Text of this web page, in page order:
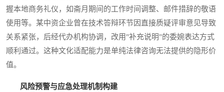
握本地商务礼仪，如斋月期间的工作时间调整、邮件措辞的敬语
使用等。某中资企业曾在技术答辩环节因直接质疑评审意见导致
关系紧张，后经代办机构协调，改用"补充说明"的委婉表达方式
顺利通过。这种文化适配能力是单纯法律咨询无法提供的隐形价
值。
风险预警与应急处理机制构建